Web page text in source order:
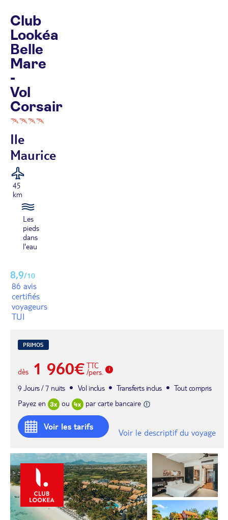
Club
Lookéa
Belle
Mare
-
Vol
Corsair
Ile
Maurice
45
km
Les
pieds
dans
l'eau
8,9/10
86 avis
certifiés
voyageurs
TUI
PRIMOS
dès 1 960€ TTC
/pers.
9 Jours / 7 nuits
Vol inclus Transferts inclus
Tout compris
Payez en
ou par carte bancaire
Voir les tarifs
Voir le descriptif du voyage